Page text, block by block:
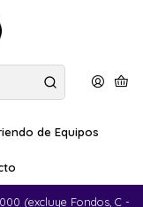
de Equipos
(excluye Fondos, C -